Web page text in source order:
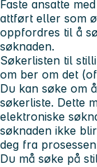
Faste ansatte
attført eller som
oppfordres til å
søknaden.
Søkerlisten til
om ber om det
Du kan søke om
søkerliste. Dette
elektroniske
søknaden ikke
deg fra
Du må søke på